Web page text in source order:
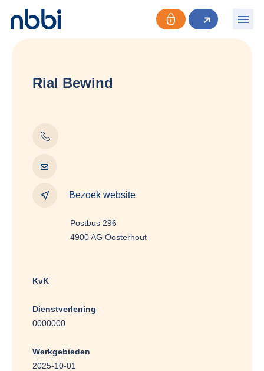
Rial Bewind
Bezoek website
Postbus 296
4900 AG Oosterhout
KvK
Dienstverlening
0000000
Werkgebieden
2025-10-01